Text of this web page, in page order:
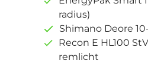
radius)
Shimano Deore
Recon E HL100
remlicht